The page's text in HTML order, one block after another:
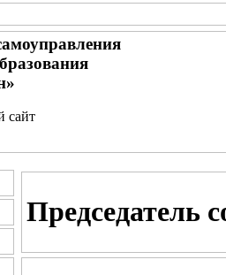
сайт
Председатель